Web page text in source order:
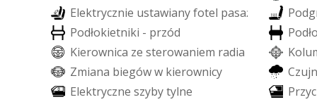
Elektrycznie ustawianyfotel pasaż a Podg
Podłokietniki - przód Podło
Kierownica ze sterowaniem radia Kolu
Zmiana biegóww kierownicy Czujn
Elektryczne szybytylne Przyc